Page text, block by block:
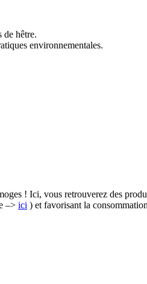
de hêtre.
environnementales.
! Ici, vous retrouverez des
–> ici ) et favorisant la